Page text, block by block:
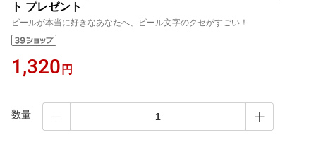
ト プレゼント
ビールが本当に好きなあなたへ、ビール文字のクセがすごい！
1,320 円
数量